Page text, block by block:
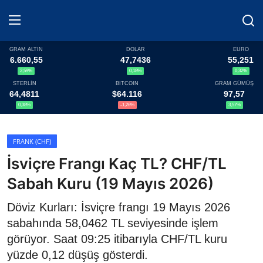
Haberler
Döviz
Altın Fiyatları
Döviz Kurları
Fonlar
Kripto Paralar
Çeviriciler
GRAM ALTIN
6.660,55
2,59%
DOLAR
47,7436
0,18%
EURO
55,251
0,32%
STERLİN
64,4811
0,38%
BITCOIN
$64.116
-1,26%
GRAM GÜMÜŞ
97,57
3,57%
FRANK (CHF)
İsviçre Frangı Kaç TL? CHF/TL
Sabah Kuru (19 Mayıs 2026)
Döviz Kurları: İsviçre frangı 19 Mayıs 2026
sabahında 58,0462 TL seviyesinde işlem
görüyor. Saat 09:25 itibarıyla CHF/TL kuru
yüzde 0,12 düşüş gösterdi.